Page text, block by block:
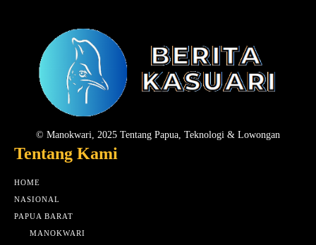
© Manokwari, 2025 Tentang Papua, Teknologi & Lowongan
Tentang Kami
HOME
NASIONAL
PAPUA BARAT
MANOKWARI